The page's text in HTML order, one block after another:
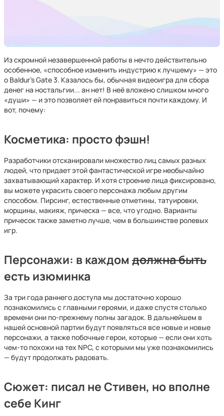
Из скромной незавершенной работы в нечто действительно
особенное, «способное изменить индустрию к лучшему» — это
о Baldur's Gate 3. Казалось бы, обычная видеоигра для сбора
денег на ностальгии... ан нет! В неё вложено слишком много
«души» — и это позволяет ей понравиться почти каждому. И
вот, почему:
Косметика: просто фэшн!
Разработчики отсканировали множество лиц самых разных
людей, что придает этой фантастической игре необычайно
захватывающий характер. И хотя строение лица фиксировано,
вы можете украсить своего персонажа любым другим
способом. Пирсинг, естественные отметины, татуировки,
морщины, макияж, прическа — все, что угодно. Варианты
причесок также заметно лучше, чем в большинстве ролевых
игр.
Персонажи: в каждом должна быть
есть изюминка
За три года раннего доступа мы достаточно хорошо
познакомились с главными героями, и даже спустя столько
времени они по-прежнему полны загадок. В дальнейшем в
нашей основной партии будут появляться все новые и новые
персонажи, а также побочные герои, которые — если они хоть
чем-то похожи на тех NPC, с которыми мы уже познакомились
— будут продолжать радовать.
Сюжет: писал не Стивен, но вполне
себе Кинг